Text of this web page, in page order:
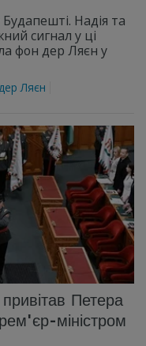
Надія та
сигнал у ці
фон дер Ляєн у
Ляєн
Петера
міністром